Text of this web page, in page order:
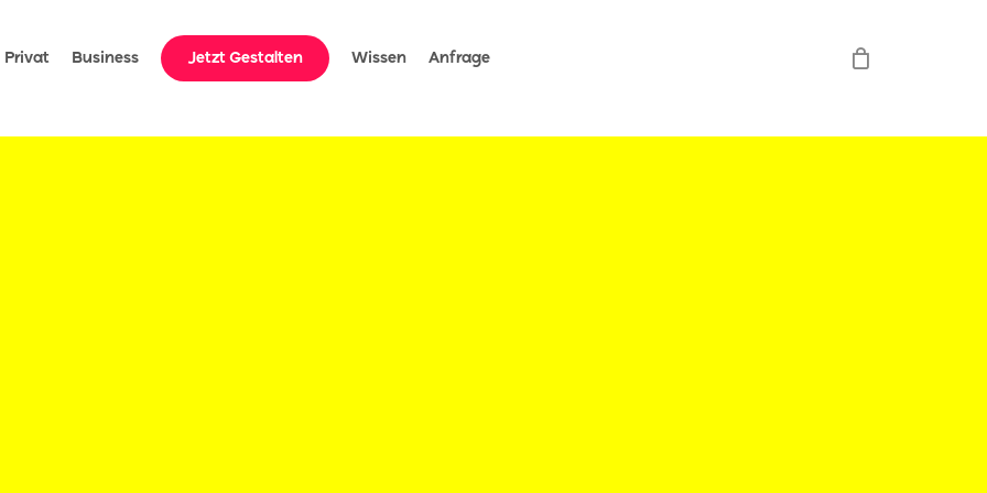
Privat Business Jetzt Gestalten Wissen Anfrage